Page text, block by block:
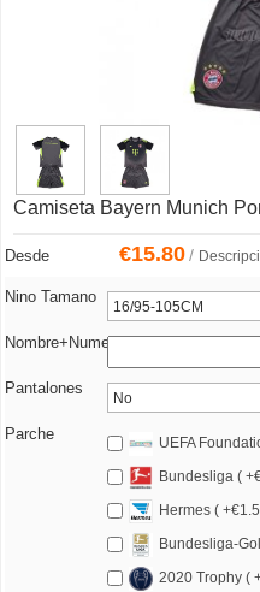
Camiseta Bayern Munich
Desde €15.80/
Nino Tamano
Nombre+Numero
Pantalones
Parche
UEFA
Bundesliga (
Hermes (
Bundesliga-
2020 Trophy (